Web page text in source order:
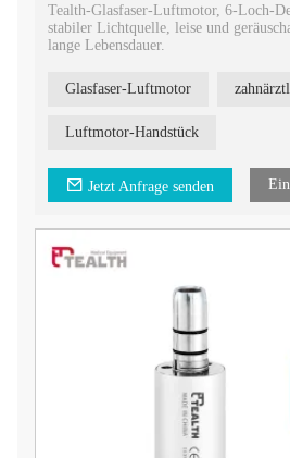
Tealth-Glasfaser-Luftmotor, 6-Loch-
stabiler Lichtquelle, leise und
lange Lebensdauer.
Glasfaser-Luftmotor
Luftmotor-Handstück
Jetzt Anfrage senden